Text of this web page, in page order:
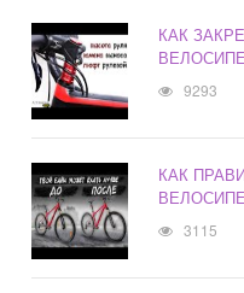
КАК
9293
КАК
3115